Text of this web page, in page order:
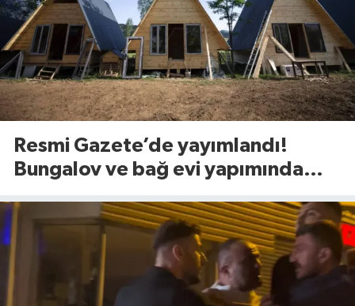
Resmi Gazete’de yayımlandı!
Bungalov ve bağ evi yapımında